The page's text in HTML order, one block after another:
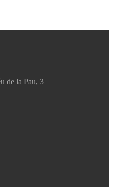
de la Pau, 3